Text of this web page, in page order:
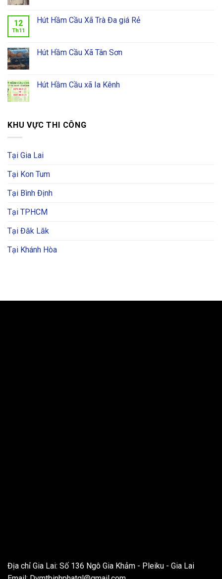
12
Th11
Hút Hầm Cầu Xã Trà Đa giá Rẻ
Hút Hầm Cầu Xã Tân Sơn
Hút Hầm Cầu xã Ia Kênh
KHU VỰC THI CÔNG
Tại Gia Lai
Tại Kon Tum
Tại Bình Định
Tại TPHCM
Tại Đăk Lăk
Tại Khánh Hòa
Địa chỉ Gia Lai: Số 136 Ngô Gia Khảm - Pleiku - Gia Lai